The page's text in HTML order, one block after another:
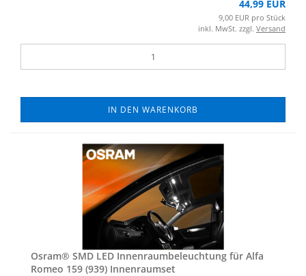
44,99 EUR
9,00 EUR pro Stück
inkl. MwSt. zzgl. Versand
IN DEN WARENKORB
Osram® SMD LED In­nen­raum­be­leuch­tung für Alfa
Romeo 159 (939) In­nen­ra­um­set